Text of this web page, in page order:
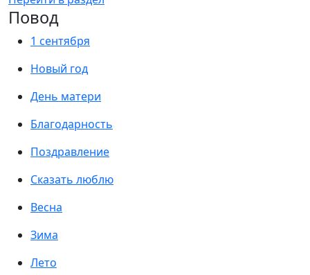
Повод
1 сентября
Новый год
День матери
Благодарность
Поздравление
Сказать люблю
Весна
Зима
Лето